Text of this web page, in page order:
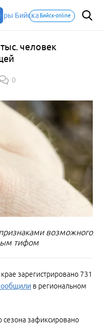
Бийск-online
человек
0
возможного
тифом
зарегистрировано 731
в региональном
сезона зафиксировано